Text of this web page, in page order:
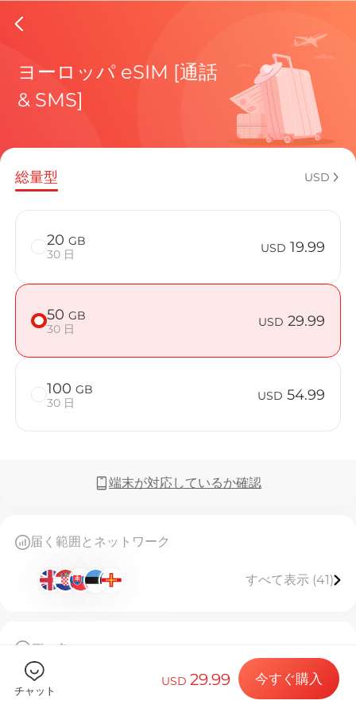
Finland
現在の目
eSIMの利
Finlandで
Billion
目的地とデ
eSIMをイン
データプラ
ヨーロッパ eSIM [通話
& SMS]
総量型 USD
20 GB
30 日
USD 19.99
50 GB
30 日
USD 29.99
100 GB
30 日
USD 54.99
端末が対応しているか確認
届く範囲とネットワーク
すべて表示 (41)
データ
50GB高速データ、使い切り後接続停止
このeSIMは一度しかインストールできません
[eSIMのご利用について]
チャット
USD29.99 今すぐ購入